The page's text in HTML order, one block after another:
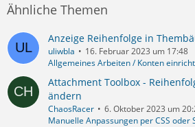
Ähnliche Themen
Anzeige Reihenfolge in
uliwbla
16. Februar 2023 um 17:48
Allgemeines Arbeiten / Konten
Attachment Toolbox -
ändern
ChaosRacer
6. Oktober 2023 um
Manuelle Anpassungen per CSS oder